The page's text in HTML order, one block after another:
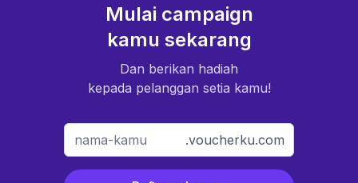
Mulai campaign
kamu sekarang
Dan berikan hadiah
kepada pelanggan setia kamu!
.voucherku.com